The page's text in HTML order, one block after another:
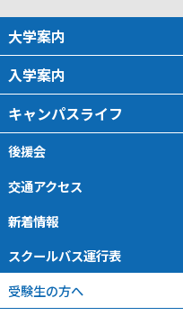
大学案内
入学案内
キャンパスライフ
後援会
交通アクセス
新着情報
スクールバス運行表
受験生の方へ